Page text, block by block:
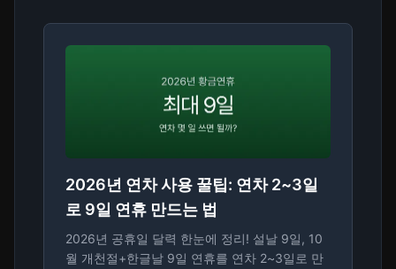
2026년 연차 사용 꿀팁: 연차 2~3일
로 9일 연휴 만드는 법
2026년 공휴일 달력 한눈에 정리! 설날 9일, 10
월 개천절+한글날 9일 연휴를 연차 2~3일로 만